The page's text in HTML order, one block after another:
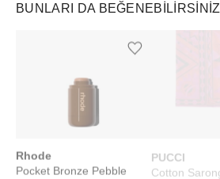
BUNLARI DA BEĞENEBILIRSINIZ
Rhode
Pocket Bronze Pebble
Ürünü istek listesine ekle veya listeden çıkar
PUCCI